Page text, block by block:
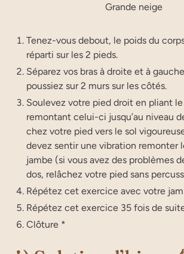
Grande neige
Tenez-vous debout, le poids du
répar­ti sur les 2 pieds.
Sépa­rez vos bras à droite et à
pous­siez sur 2 murs sur les côtés.
Sou­le­vez votre pied droit en pliant
remon­tant celui-ci jus­qu’au niveau
chez votre pied vers le sol
devez sen­tir une vibra­tion remon­ter
jambe (si vous avez des pro­blèmes
dos, relâ­chez votre pied sans
Répé­tez cet exer­cice avec votre
Répé­tez cet exer­cice 35 fois de
Clô­tu­re *